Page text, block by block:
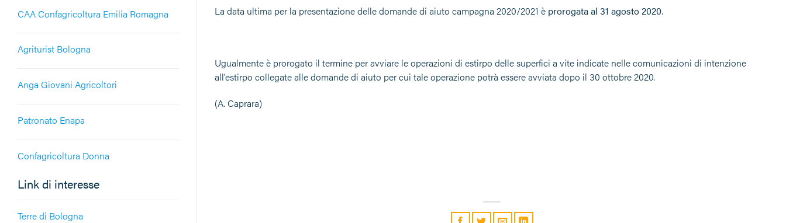
CAA Confagricoltura Emilia Romagna
Agriturist Bologna
Anga Giovani Agricoltori
Patronato Enapa
Confagricoltura Donna
Link di interesse
Terre di Bologna
La data ultima per la presentazione delle domande di aiuto campagna 2020/2021 è prorogata al 31 agosto 2020.
Ugualmente è prorogato il termine per avviare le operazioni di estirpo delle superfici a vite indicate nelle comunicazioni di intenzione
all’estirpo collegate alle domande di aiuto per cui tale operazione potrà essere avviata dopo il 30 ottobre 2020.
(A. Caprara)